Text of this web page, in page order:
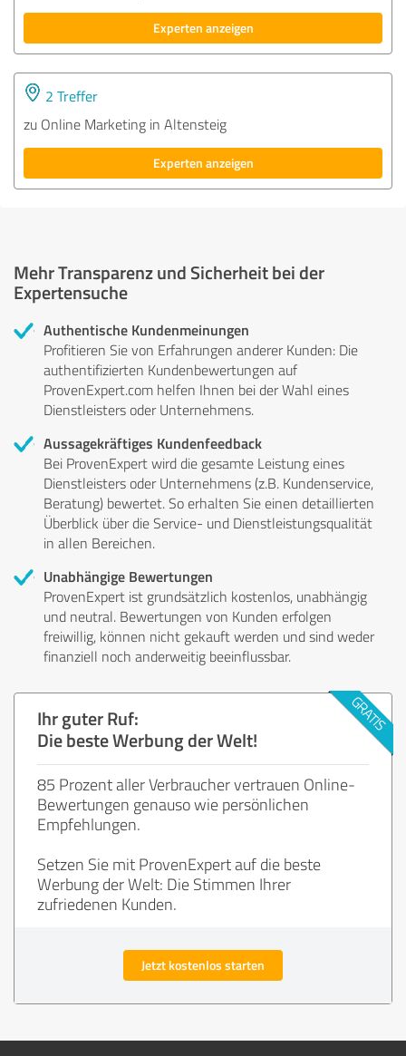
Experten anzeigen
2 Treffer
zu Online Marketing in Altensteig
Experten anzeigen
Mehr Transparenz und Sicherheit bei der
Expertensuche
Authentische Kundenmeinungen
Profitieren Sie von Erfahrungen anderer Kunden: Die
authentifizierten Kundenbewertungen auf
ProvenExpert.com helfen Ihnen bei der Wahl eines
Dienstleisters oder Unternehmens.
Aussagekräftiges Kundenfeedback
Bei ProvenExpert wird die gesamte Leistung eines
Dienstleisters oder Unternehmens (z.B. Kundenservice,
Beratung) bewertet. So erhalten Sie einen detaillierten
Überblick über die Service- und Dienstleistungsqualität
in allen Bereichen.
Unabhängige Bewertungen
ProvenExpert ist grundsätzlich kostenlos, unabhängig
und neutral. Bewertungen von Kunden erfolgen
freiwillig, können nicht gekauft werden und sind weder
finanziell noch anderweitig beeinflussbar.
Ihr guter Ruf:
Die beste Werbung der Welt!
85 Prozent aller Verbraucher vertrauen Online-
Bewertungen genauso wie persönlichen
Empfehlungen.
Setzen Sie mit ProvenExpert auf die beste
Werbung der Welt: Die Stimmen Ihrer
zufriedenen Kunden.
Jetzt kostenlos starten